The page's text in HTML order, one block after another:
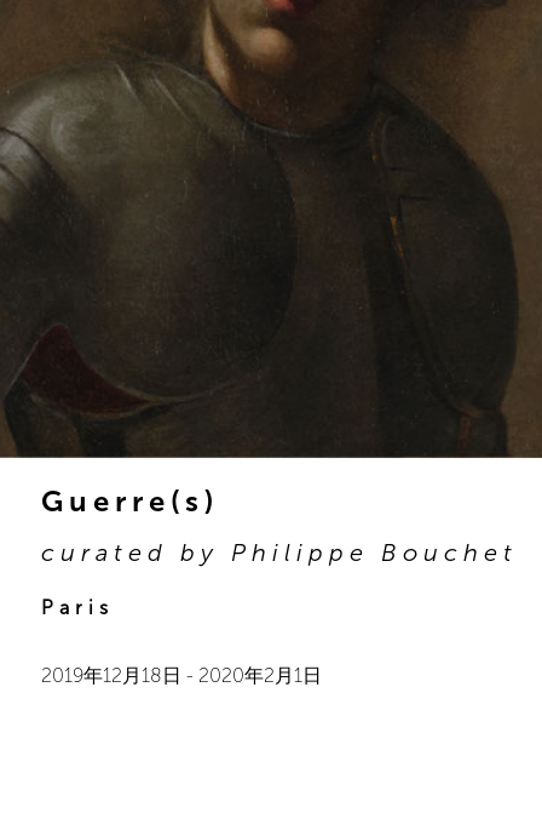
Guerre(s)
curated by Philippe Bouchet
Paris
2019年12月18日 - 2020年2月1日